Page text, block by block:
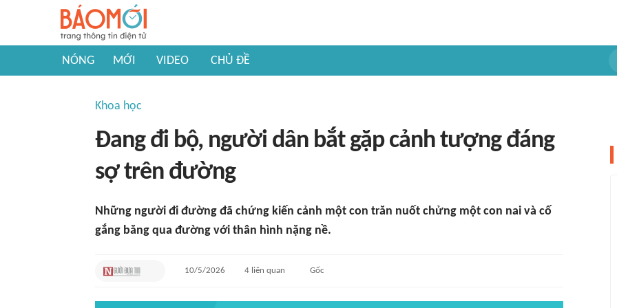
NÓNG MỚI VIDEO CHỦ ĐỀ
Khoa học
Đang đi bộ, người dân bắt gặp cảnh tượng đáng
sợ trên đường
Những người đi đường đã chứng kiến cảnh một con trăn nuốt chửng một con nai và cố
gắng băng qua đường với thân hình nặng nề.
10/5/2026 4liên quan Gốc